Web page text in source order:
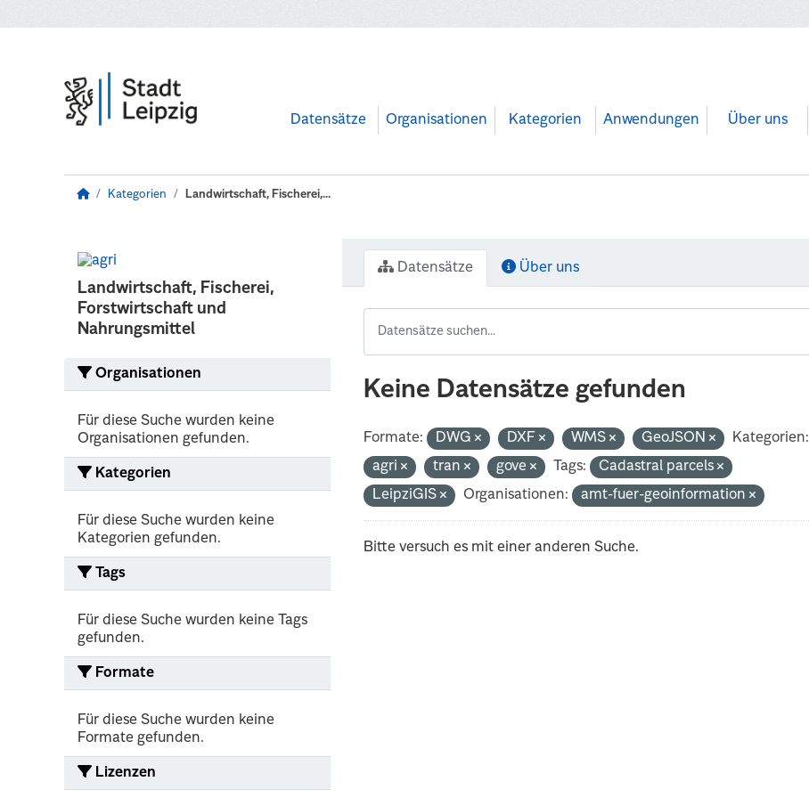
Datensätze Organisationen Kategorien Anwendungen Über uns
Kategorien Landwirtschaft, Fischerei,...
Landwirtschaft, Fischerei,
Forstwirtschaft und
Nahrungsmittel
Organisationen
Für diese Suche wurden keine
Organisationen gefunden.
Kategorien
Für diese Suche wurden keine
Kategorien gefunden.
Tags
Für diese Suche wurden keine Tags
gefunden.
Formate
Für diese Suche wurden keine
Formate gefunden.
Lizenzen
Datensätze Über uns
Keine Datensätze gefunden
Formate: DWG DXF WMS GeoJSON
Kategorien:
agri
tran gove Tags:
Cadastral parcels
LeipziGIS
Organisationen: amt-fuer-geoinformation
Bitte versuch es mit einer anderen Suche.